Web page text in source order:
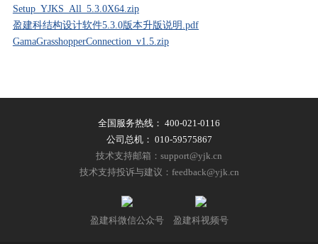
Setup_YJKS_All_5.3.0X64.zip
盈建科结构设计软件5.3.0版本升版说明.pdf
GamaGrasshopperConnection_v1.5.zip
全国服务热线： 400-021-0116
公司总机： 010-59575867
技术支持邮箱：support@yjk.cn
技术支持投诉与建议：feedback@yjk.cn
盈建科微信公众号 盈建科视频号